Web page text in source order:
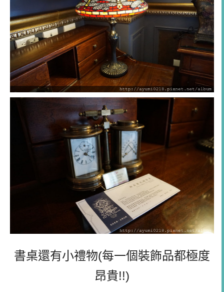
書桌還有小禮物(每一個裝飾品都極度
昂貴!!)